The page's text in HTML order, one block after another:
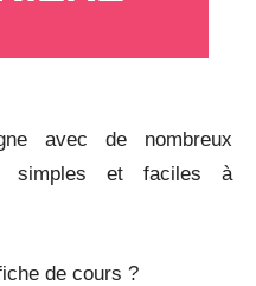
avec de nombreux
simples et faciles à
fiche de cours ?